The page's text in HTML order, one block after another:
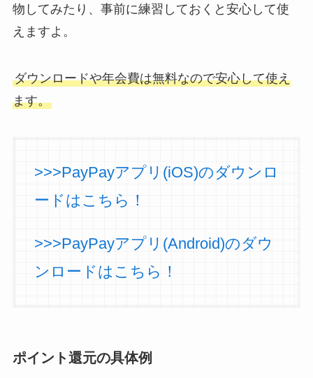
物してみたり、事前に練習しておくと安心して使
えますよ。
ダウンロードや年会費は無料なので安心して使え
ます。
>>>PayPayアプリ(iOS)のダウンロ
ードはこちら！
>>>PayPayアプリ(Android)のダウ
ンロードはこちら！
ポイント還元の具体例